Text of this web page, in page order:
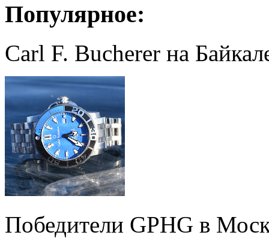
Популярное:
Carl F. Bucherer на
Победители GPHG в